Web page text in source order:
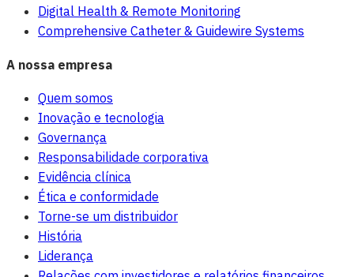
Digital Health & Remote Monitoring
Comprehensive Catheter & Guidewire Systems
A nossa empresa
Quem somos
Inovação e tecnologia
Governança
Responsabilidade corporativa
Evidência clínica
Ética e conformidade
Torne-se um distribuidor
História
Liderança